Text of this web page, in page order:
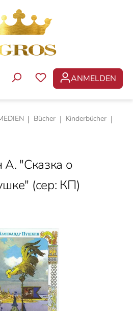
DU HAST 0
ANMELDEN
| Bücher | Kinderbücher |
"Сказка о
(сер: КП)